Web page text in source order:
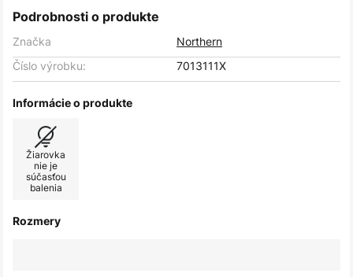
Podrobnosti o produkte
Značka
Northern
Číslo výrobku:
7013111X
Informácie o produkte
Žiarovka
nie je
súčasťou
balenia
Rozmery